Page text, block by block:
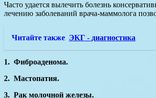
Часто удается вылечить болезнь
лечению заболеваний врача-маммолога
Читайте также ЭКГ - диагностика
1. Фиброаденома.
2. Мастопатия.
3. Рак молочной железы.